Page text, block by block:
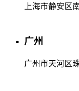
上海市静安区
广州
广州市天河区